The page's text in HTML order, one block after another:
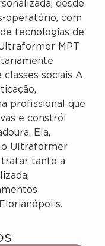
desde
operatório, com
tecnologias de
MPT
classes sociais A
profissional que
e constrói
Ela,
o Ultraformer
tratar tanto a